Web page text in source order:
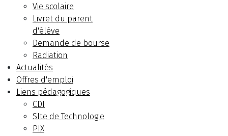
Vie scolaire
Livret du parent
d'élève
Demande de bourse
Radiation
Actualités
Offres d'emploi
Liens pédagogiques
CDI
SIte de Technologie
PIX